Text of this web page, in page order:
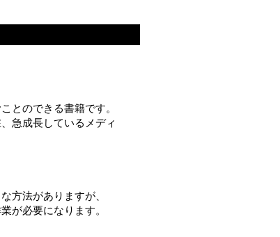
とのできる書籍です。
急成長しているメディ
方法がありますが、
が必要になります。